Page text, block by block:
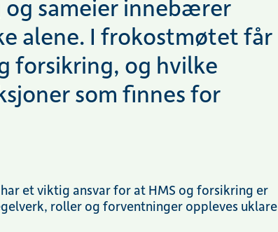
sameier innebærer
alene. I frokostmøtet får
forsikring, og hvilke
som finnes for
et viktig ansvar for at HMS og forsikring er
roller og forventninger oppleves uklare